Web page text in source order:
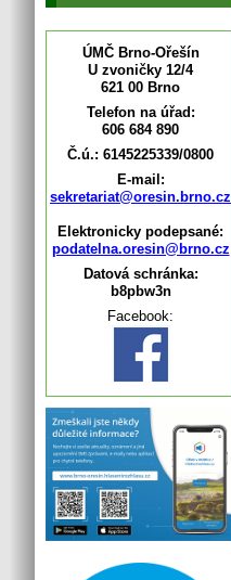
ÚMČ Brno-Ořešín
U zvoničky 12/4
621 00 Brno
Telefon na úřad:
606 684 890
Č.ú.: 6145225339/0800
E-mail:
sekretariat@oresin.brno.cz
Elektronicky podepsané:
podatelna.oresin@brno.cz
Datová schránka:
b8pbw3n
Facebook: